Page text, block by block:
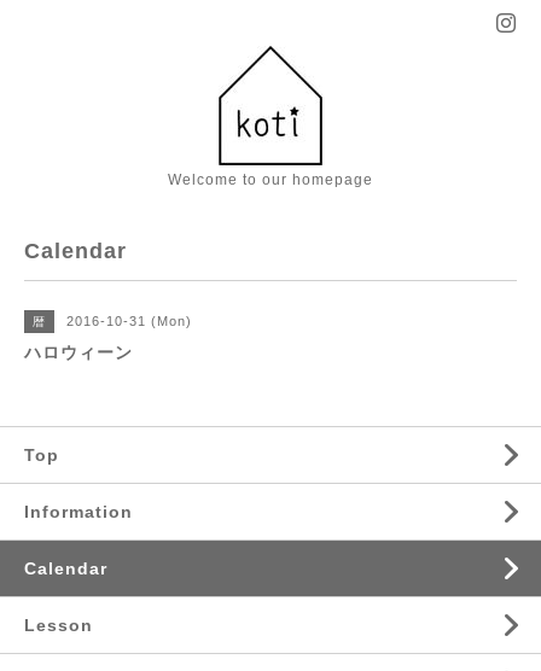
Welcome to our homepage
Calendar
暦 2016-10-31 (Mon)
ハロウィーン
Top
Information
Calendar
Lesson